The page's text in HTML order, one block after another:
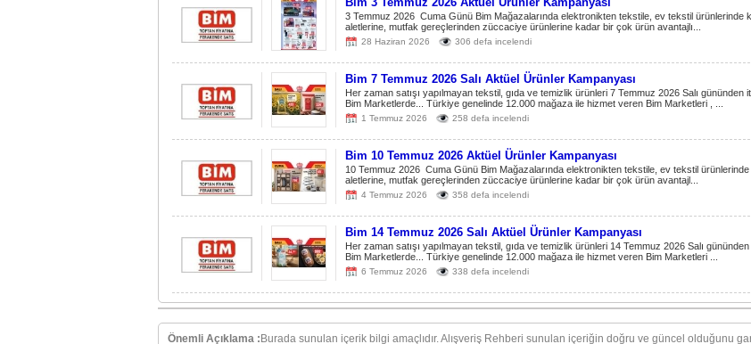
3 Temmuz 2026 Cuma Günü Bim Mağazalarında elektronikten tekstile, ev tekstil ürünlerinde
aletlerine, mutfak gereçlerinden züccaciye ürünlerine kadar bir çok ürün avantajlı...
28 Haziran 2026 306 defa incelendi
Bim 7 Temmuz 2026 Salı Aktüel Ürünler Kampanyası
Her zaman satışı yapılmayan tekstil, gıda ve temizlik ürünleri 7 Temmuz 2026 Salı gününden
Bim Marketlerde... Türkiye genelinde 12.000 mağaza ile hizmet veren Bim Marketleri , ...
1 Temmuz 2026 258 defa incelendi
Bim 10 Temmuz 2026 Aktüel Ürünler Kampanyası
10 Temmuz 2026 Cuma Günü Bim Mağazalarında elektronikten tekstile, ev tekstil
aletlerine, mutfak gereçlerinden züccaciye ürünlerine kadar bir çok ürün avantajl...
4 Temmuz 2026 358 defa incelendi
Bim 14 Temmuz 2026 Salı Aktüel Ürünler Kampanyası
Her zaman satışı yapılmayan tekstil, gıda ve temizlik ürünleri 14 Temmuz 2026 Salı
Bim Marketlerde... Türkiye genelinde 12.000 mağaza ile hizmet veren Bim Marketleri ...
6 Temmuz 2026 338 defa incelendi
Önemli Açıklama : Burada sunulan içerik bilgi amaçlıdır. Alışveriş Rehberi sunulan içeriğin doğru ve güncel olduğunu